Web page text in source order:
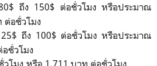
ถึง 150$ ต่อชั่วโมง หรือประมาณ
ต่อชั่วโมง
ถึง 100$ ต่อชั่วโมง หรือประมาณ
ชั่วโมง